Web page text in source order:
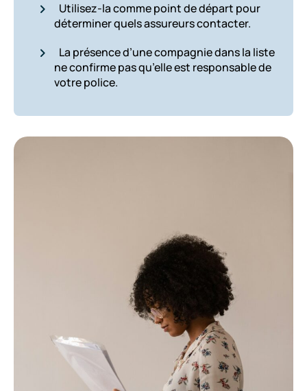
Utilisez-la comme point de départ pour
déterminer quels assureurs contacter.
La présence d’une compagnie dans la liste
ne confirme pas qu’elle est responsable de
votre police.